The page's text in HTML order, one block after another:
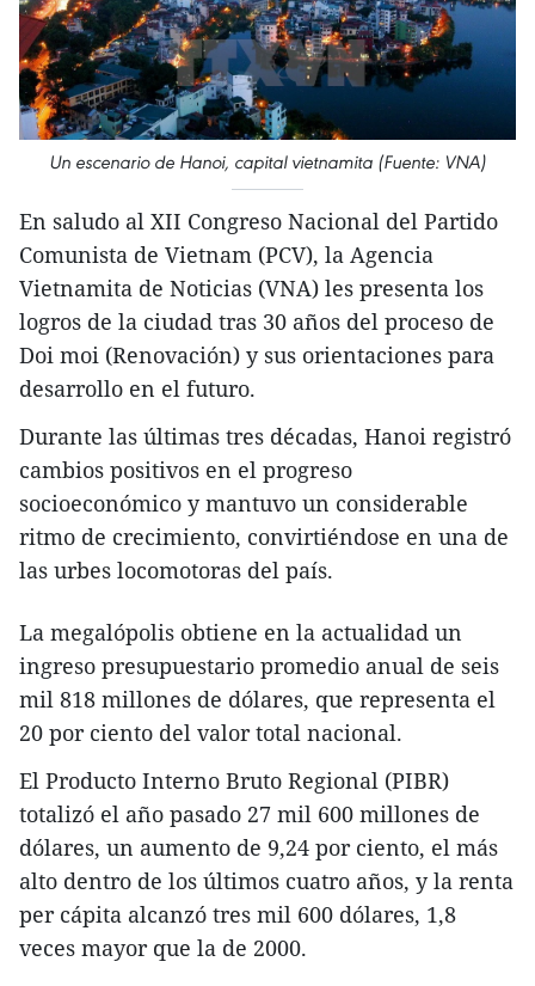
Un escenario de Hanoi, capital vietnamita (Fuente: VNA)
En saludo al XII Congreso Nacional del Partido
Comunista de Vietnam (PCV), la Agencia
Vietnamita de Noticias (VNA) les presenta los
logros de la ciudad tras 30 años del proceso de
Doi moi (Renovación) y sus orientaciones para
desarrollo en el futuro.
Durante las últimas tres décadas, Hanoi registró
cambios positivos en el progreso
socioeconómico y mantuvo un considerable
ritmo de crecimiento, convirtiéndose en una de
las urbes locomotoras del país.
La megalópolis obtiene en la actualidad un
ingreso presupuestario promedio anual de seis
mil 818 millones de dólares, que representa el
20 por ciento del valor total nacional.
El Producto Interno Bruto Regional (PIBR)
totalizó el año pasado 27 mil 600 millones de
dólares, un aumento de 9,24 por ciento, el más
alto dentro de los últimos cuatro años, y la renta
per cápita alcanzó tres mil 600 dólares, 1,8
veces mayor que la de 2000.